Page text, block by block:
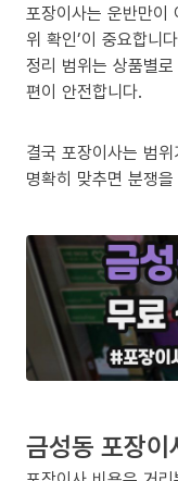
포장이사는 운반만이
위 확인’이 중요합니
정리 범위는 상품별
편이 안전합니다.
결국 포장이사는 범
명확히 맞추면 분쟁
금성동 포장